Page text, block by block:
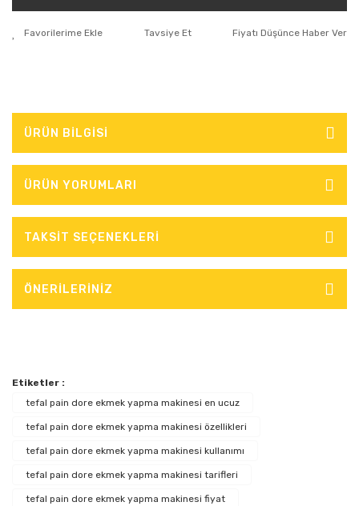
Tavsiye Et Fiyatı Düşünce Haber Ver
ÜRÜN BİLGİSİ
ÜRÜN YORUMLARI
TAKSİT SEÇENEKLERİ
ÖNERİLERİNİZ
Etiketler :
tefal pain dore ekmek yapma makinesi en ucuz
tefal pain dore ekmek yapma makinesi özellikleri
tefal pain dore ekmek yapma makinesi kullanımı
tefal pain dore ekmek yapma makinesi tarifleri
tefal pain dore ekmek yapma makinesi fiyat